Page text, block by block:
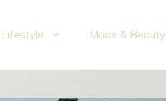
Lifestyle Mode & Beauty